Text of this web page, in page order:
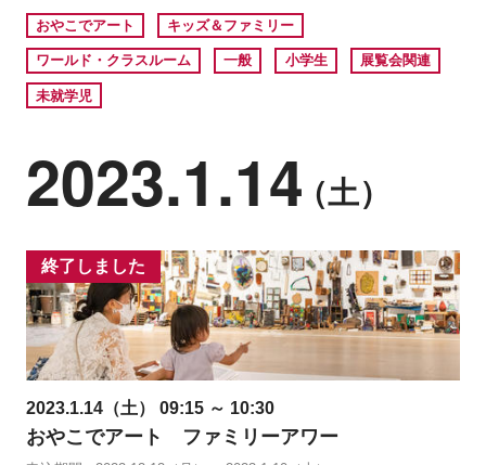
おやこでアート キッズ＆ファミリー
ワールド・クラスルーム 一般 小学生 展覧会関連
未就学児
2023.1.14（土）
終了しました
2023.1.14（土） 09:15 ～ 10:30
おやこでアート ファミリーアワー